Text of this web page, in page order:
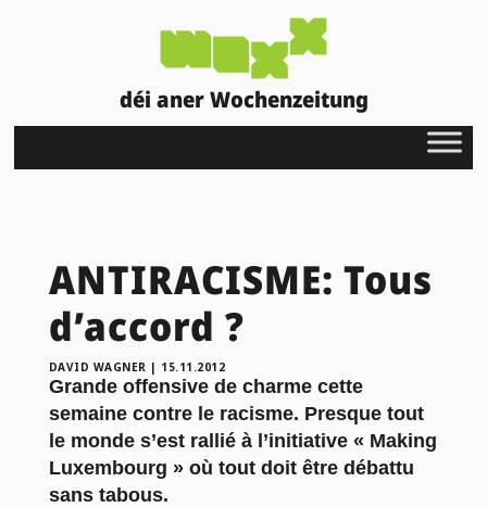
déi aner Wochenzeitung
ANTIRACISME: Tous
d’accord ?
DAVID WAGNER | 15.11.2012
Grande offensive de charme cette
semaine contre le racisme. Presque tout
le monde s’est rallié à l’initiative « Making
Luxembourg » où tout doit être débattu
sans tabous.